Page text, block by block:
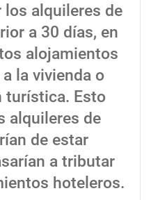
los alquileres de
a 30 días, en
alojamientos
la vivienda o
turística. Esto
alquileres de
de estar
a tributar
hoteleros.